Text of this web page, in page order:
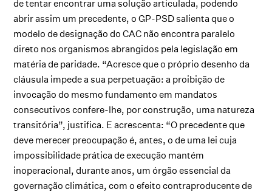
de tentar encontrar uma solução articulada, podendo
abrir assim um precedente, o GP-PSD salienta que o
modelo de designação do CAC não encontra paralelo
direto nos organismos abrangidos pela legislação em
matéria de paridade. “Acresce que o próprio desenho da
cláusula impede a sua perpetuação: a proibição de
invocação do mesmo fundamento em mandatos
consecutivos confere-lhe, por construção, uma natureza
transitória”, justifica. E acrescenta: “O precedente que
deve merecer preocupação é, antes, o de uma lei cuja
impossibilidade prática de execução mantém
inoperacional, durante anos, um órgão essencial da
governação climática, com o efeito contraproducente de